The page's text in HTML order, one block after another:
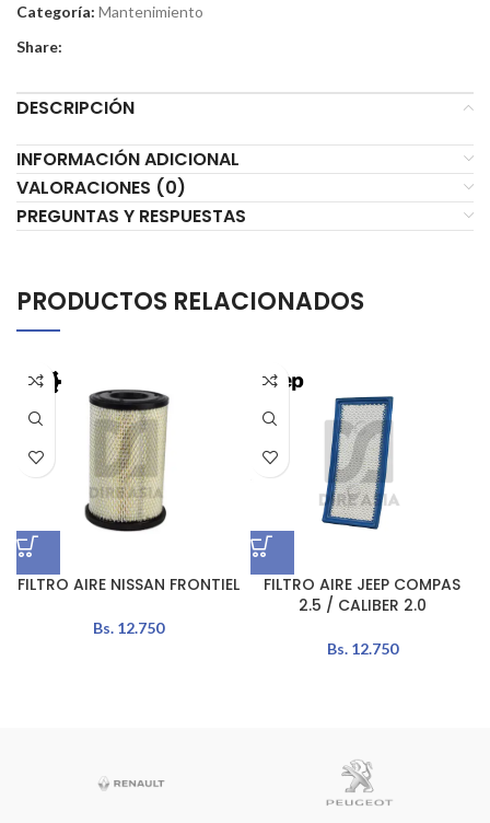
Categoría: Mantenimiento
Share:
DESCRIPCIÓN
INFORMACIÓN ADICIONAL
VALORACIONES (0)
PREGUNTAS Y RESPUESTAS
PRODUCTOS RELACIONADOS
FILTRO AIRE NISSAN FRONTIEL
Bs.12.750
FILTRO AIRE JEEP COMPAS
2.5 / CALIBER 2.0
Bs.12.750